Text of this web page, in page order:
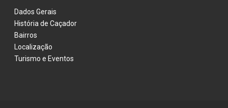
Dados Gerais
História de Caçador
Bairros
Localização
Turismo e Eventos